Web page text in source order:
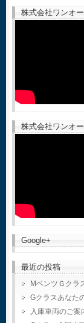
株式会社ワンオ
株式会社ワンオ
Google+
最近の投稿
MベンツＧクラ
Gクラスあなた
入庫車両のご